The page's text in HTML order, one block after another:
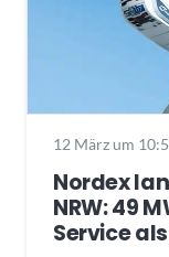
12 März um
Nordex
NRW: 49
Service